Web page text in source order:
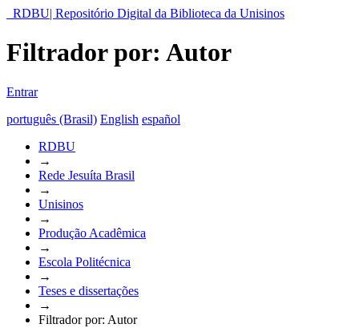
RDBU| Repositório Digital da Biblioteca da Unisinos
Filtrador por: Autor
Entrar
português (Brasil) English español
RDBU
→
Rede Jesuíta Brasil
→
Unisinos
→
Produção Acadêmica
→
Escola Politécnica
→
Teses e dissertações
→
Filtrador por: Autor